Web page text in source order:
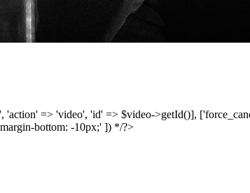
=> 'video', 'id' => $video->getId()],
bottom: -10px;' ]) */?>